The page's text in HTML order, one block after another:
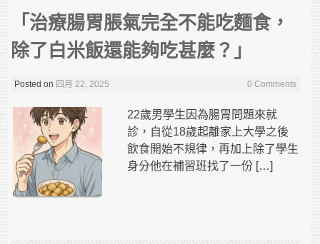
「治療腸胃脹氣完全不能吃麵食，
除了白米飯還能夠吃甚麼？」
Posted on 四月 22, 2025 0 Comments
22歲男學生因為腸胃問題來就
診，自從18歲起離家上大學之後
飲食開始不規律，再加上除了學生
身分他在補習班找了一份 […]